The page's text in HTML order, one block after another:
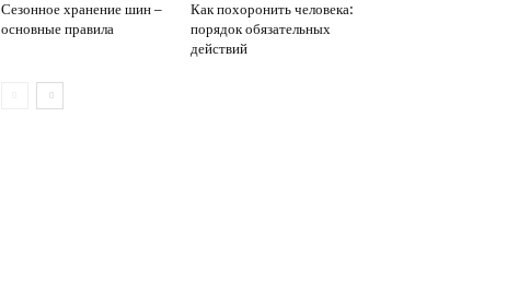
Сезонное хранение шин –
основные правила
Как похоронить человека:
порядок обязательных
действий